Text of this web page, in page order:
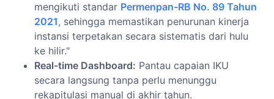
mengikuti standar Permenpan-RB No. 89 Tahun
2021, sehingga memastikan penurunan kinerja
instansi terpetakan secara sistematis dari hulu
ke hilir."
Real-time Dashboard: Pantau capaian IKU
secara langsung tanpa perlu menunggu
rekapitulasi manual di akhir tahun.